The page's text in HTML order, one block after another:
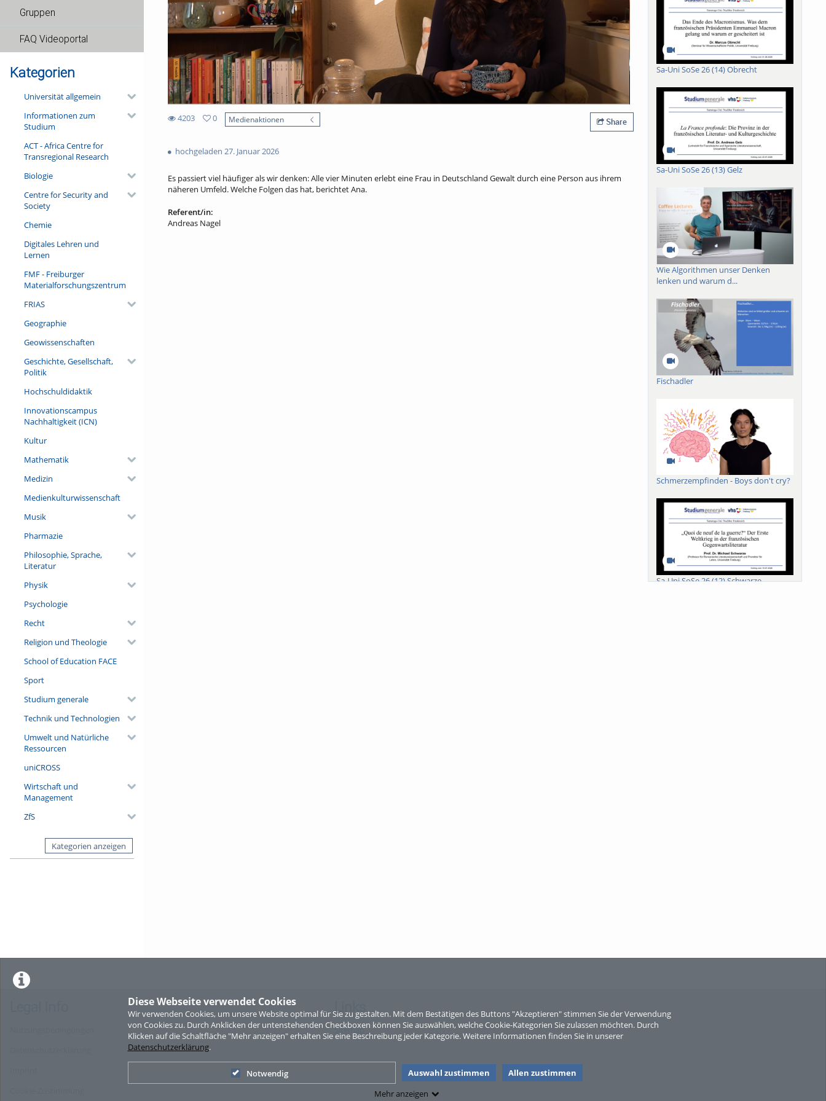
Diese Webseite verwendet Cookies
Wir verwenden Cookies, um unsere Website optimal für Sie zu gestalten. Mit dem Bestätigen des Buttons "Akzeptieren" stimmen Sie der Verwendung
von Cookies zu. Durch Anklicken der untenstehenden Checkboxen können Sie auswählen, welche Cookie-Kategorien Sie zulassen möchten. Durch
Klicken auf die Schaltfläche "Mehr anzeigen" erhalten Sie eine Beschreibung jeder Kategorie. Weitere Informationen finden Sie in unserer
Datenschutzerklärung.
Notwendig Auswahl zustimmen
Allen zustimmen
Mehr anzeigen
Gruppen
FAQ Videoportal
Kategorien
Universität allgemein
Informationen zum
Studium
ACT - Africa Centre for
Transregional Research
Biologie
Centre for Security and
Society
Chemie
Digitales Lehren und
Lernen
FMF - Freiburger
Materialforschungszentrum
FRIAS
Geographie
Geowissenschaften
Geschichte, Gesellschaft,
Politik
Hochschuldidaktik
Innovationscampus
Nachhaltigkeit (ICN)
Kultur
Mathematik
Medizin
Medienkulturwissenschaft
Musik
Pharmazie
Philosophie, Sprache,
Literatur
Physik
Psychologie
Recht
Religion und Theologie
School of Education FACE
Sport
Studium generale
Technik und Technologien
Umwelt und Natürliche
Ressourcen
uniCROSS
Wirtschaft und
Management
ZfS
Kategorien anzeigen
4203
views
0
Medienaktionen Share
hochgeladen 27. Januar 2026
Es passiert viel häufiger als wir denken: Alle vier Minuten erlebt eine Frau in Deutschland Gewalt durch eine Person aus ihrem
näheren Umfeld. Welche Folgen das hat, berichtet Ana.
Referent/in:
Andreas Nagel
Sa-Uni SoSe 26 (14) Obrecht
Sa-Uni SoSe 26 (13) Gelz
Wie Algorithmen unser Denken
lenken und warum d...
Fischadler
Schmerzempfinden - Boys don't cry?
Sa-Uni SoSe 26 (12) Schwarze
Sperber
Links
Sitemap